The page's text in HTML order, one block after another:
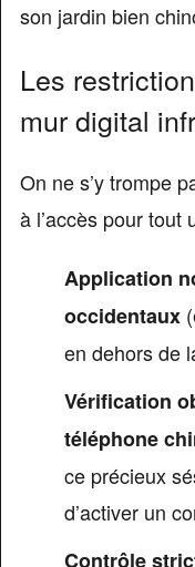
son jardin bien
Les
mur digital
On ne s’y trompe
à l’accès pour tout
Application
occidentaux
en dehors de
Vérification
téléphone
ce précieux
d’activer un
Contrôle